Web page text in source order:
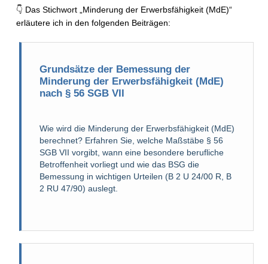
👇 Das Stichwort „Minderung der Erwerbsfähigkeit (MdE)“
erläutere ich in den folgenden Beiträgen:
Grundsätze der Bemessung der
Minderung der Erwerbsfähigkeit (MdE)
nach § 56 SGB VII
Wie wird die Minderung der Erwerbsfähigkeit (MdE)
berechnet? Erfahren Sie, welche Maßstäbe § 56
SGB VII vorgibt, wann eine besondere berufliche
Betroffenheit vorliegt und wie das BSG die
Bemessung in wichtigen Urteilen (B 2 U 24/00 R, B
2 RU 47/90) auslegt.